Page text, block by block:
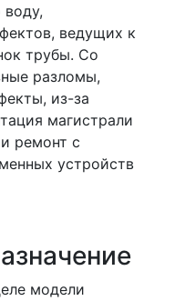
ведущих к
трубы. Со
разломы,
из-за
магистрали
ремонт с
устройств
модели